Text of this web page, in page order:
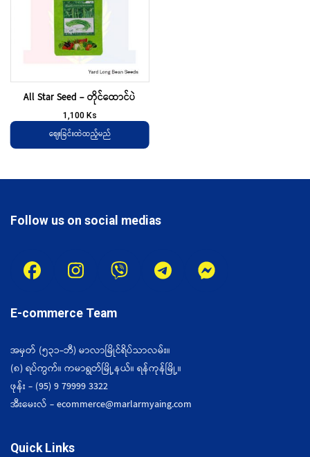
All Star Seed – တိုင်ထောင်ပဲ
1,100 Ks
ဈေးခြင်းထဲထည့်မည်
Follow us on social medias
E-commerce Team
အမှတ် (၅၃၁-ဘီ) မာလာမြိုင်ရိပ်သာလမ်း။
(၈) ရပ်ကွက်။ ကမာရွတ်မြို့နယ်။ ရန်ကုန်မြို့။
ဖုန်း - (95) 9 79999 3322
အီးမေးလ် - ecommerce@marlarmyaing.com
Quick Links